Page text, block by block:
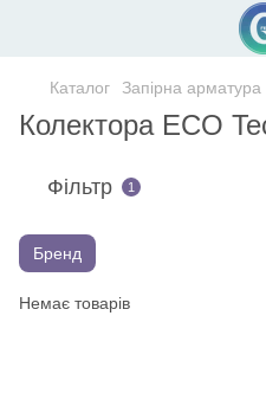
Каталог Запірна арматура
Колектора ECO
Фільтр 1
Бренд
Немає товарів